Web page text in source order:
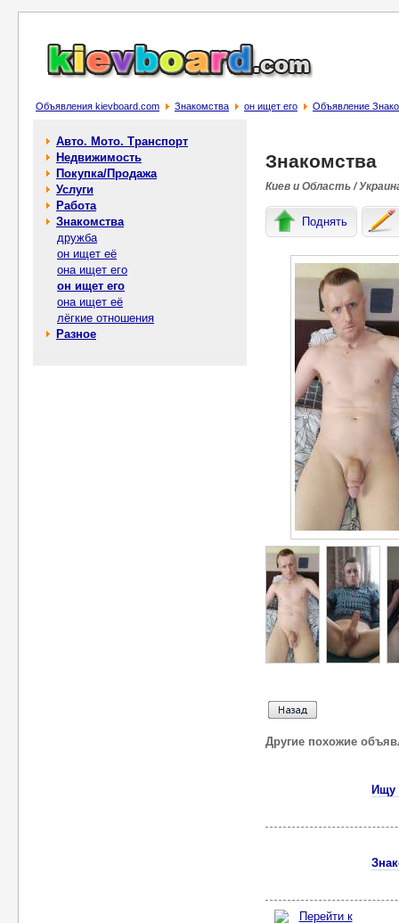
Объявления kievboard.com Знакомства он ищет его Объявление
Авто. Мото. Транспорт
Недвижимость
Покупка/Продажа
Услуги
Работа
Знакомства
дружба
он ищет её
она ищет его
он ищет его
она ищет её
лёгкие отношения
Разное
Знакомства
Киев и Область /
Поднять
Другие похожие
Ищу